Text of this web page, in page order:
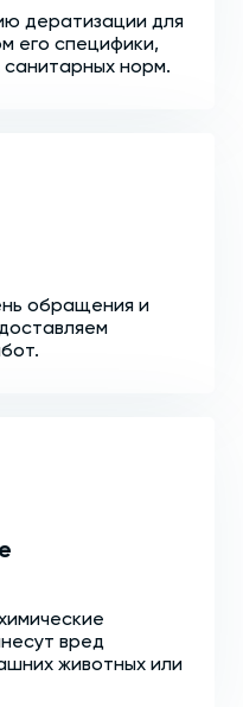
дератизации для
его специфики,
норм.
обращения и
вред
животных или